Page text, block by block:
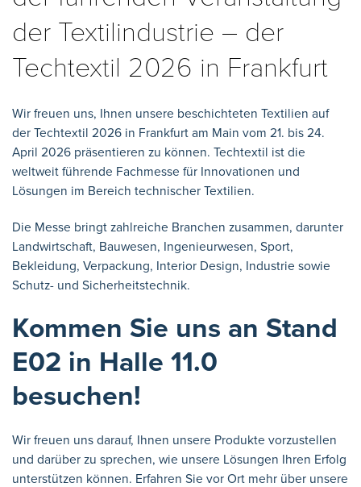
der Textilindustrie – der
Techtextil 2026 in Frankfurt
Wir freuen uns, Ihnen unsere beschichteten Textilien auf
der Techtextil 2026 in Frankfurt am Main vom 21. bis 24.
April 2026 präsentieren zu können. Techtextil ist die
weltweit führende Fachmesse für Innovationen und
Lösungen im Bereich technischer Textilien.
Die Messe bringt zahlreiche Branchen zusammen, darunter
Landwirtschaft, Bauwesen, Ingenieurwesen, Sport,
Bekleidung, Verpackung, Interior Design, Industrie sowie
Schutz- und Sicherheitstechnik.
Kommen Sie uns an Stand
E02 in Halle 11.0
besuchen!
Wir freuen uns darauf, Ihnen unsere Produkte vorzustellen
und darüber zu sprechen, wie unsere Lösungen Ihren Erfolg
unterstützen können. Erfahren Sie vor Ort mehr über unsere